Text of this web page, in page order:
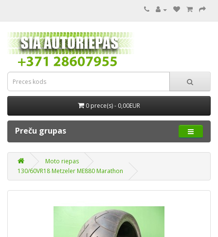
0 prece(s) - 0,00EUR
Preču grupas
Moto riepas
130/60VR18 Metzeler ME880 Marathon